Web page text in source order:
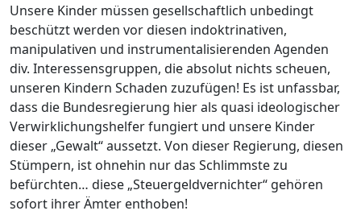
Unsere Kinder müssen gesellschaftlich unbedingt
beschützt werden vor diesen indoktrinativen,
manipulativen und instrumentalisierenden Agenden
div. Interessensgruppen, die absolut nichts scheuen,
unseren Kindern Schaden zuzufügen! Es ist unfassbar,
dass die Bundesregierung hier als quasi ideologischer
Verwirklichungshelfer fungiert und unsere Kinder
dieser „Gewalt“ aussetzt. Von dieser Regierung, diesen
Stümpern, ist ohnehin nur das Schlimmste zu
befürchten… diese „Steuergeldvernichter“ gehören
sofort ihrer Ämter enthoben!